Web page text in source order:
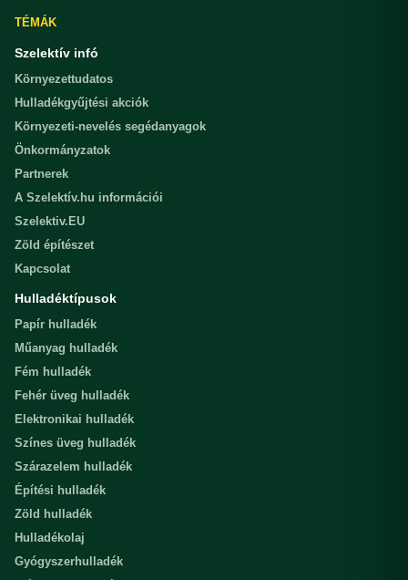
TÉMÁK
Szelektív infó
Környezettudatos
Hulladékgyűjtési akciók
Környezeti-nevelés segédanyagok
Önkormányzatok
Partnerek
A Szelektív.hu információi
Szelektiv.EU
Zöld építészet
Kapcsolat
Hulladéktípusok
Papír hulladék
Műanyag hulladék
Fém hulladék
Fehér üveg hulladék
Elektronikai hulladék
Színes üveg hulladék
Szárazelem hulladék
Építési hulladék
Zöld hulladék
Hulladékolaj
Gyógyszerhulladék